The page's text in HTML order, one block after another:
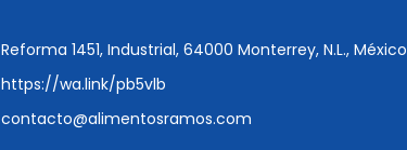
Reforma 1451, Industrial, 64000 Monterrey, N.L., México
https://wa.link/pb5vlb
contacto@alimentosramos.com